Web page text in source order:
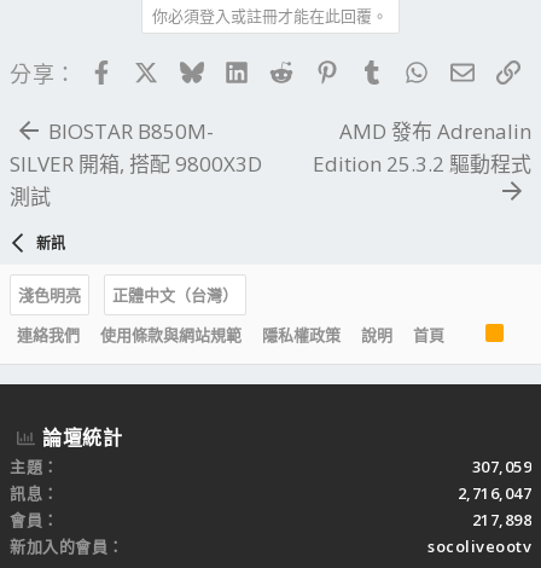
你必須登入或註冊才能在此回覆。
分享： FacebookBlueskyLinkedIn
Reddit PinterestTumblrWhatsApp
電子
BIOSTAR B850M-
SILVER 開箱, 搭配 9800X3D
測試
AMD 發布 Adrenalin
Edition 25.3.2 驅動程式
新訊
淺色明亮
正體中文（台灣）
連絡我們
使用條款與網站規範 隱私權政策 說明 首頁
R
S
S
論壇統計
主題
307,059
訊息
2,716,047
會員
217,898
新加入的會員
socoliveootv